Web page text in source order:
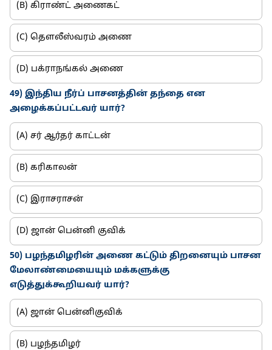
(B) கிராண்ட் அணைகட்
(C) தௌலீஸ்வரம் அணை
(D) பக்ராநங்கல் அணை
49) இந்திய நீர்ப் பாசனத்தின் தந்தை என
அழைக்கப்பட்டவர் யார்?
(A) சர் ஆர்தர் காட்டன்
(B) கரிகாலன்
(C) இராசராசன்
(D) ஜான் பென்னி குவிக்
50) பழந்தமிழரின் அணை கட்டும் திறனையும் பாசன
மேலாண்மையையும் மக்களுக்கு
எடுத்துக்கூறியவர் யார்?
(A) ஜான் பென்னிகுவிக்
(B) பழந்தமிழர்